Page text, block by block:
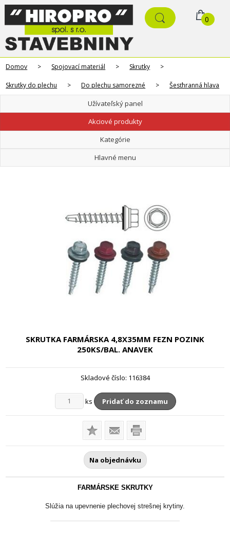
0
Domov > Spojovací materiál > Skrutky >
Skrutky do plechu > Do plechu samorezné > Šesťhranná hlava
Užívateľský panel
Akciové produkty
Kategórie
Hlavné menu
SKRUTKA FARMÁRSKA 4,8X35MM FEZN POZINK
250KS/BAL. ANAVEK
Skladové číslo: 116384
ks Pridať do zoznamu
Na objednávku
FARMÁRSKE SKRUTKY
Slúžia na upevnenie plechovej strešnej krytiny.